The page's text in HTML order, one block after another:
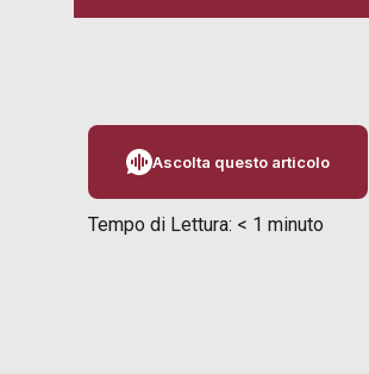
Ascolta questo articolo
Tempo di Lettura: < 1 minuto